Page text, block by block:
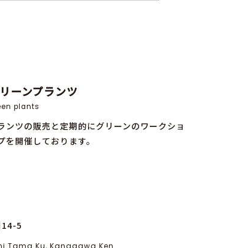
ーンプランツ
plants
ンツの販売と定期的にグリーンのワークショ
を開催しております。
14-5